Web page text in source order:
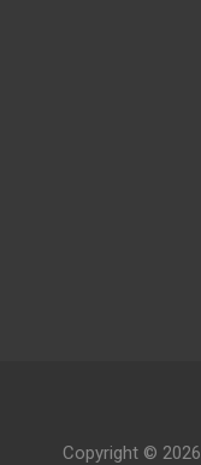
Copyright © 2026